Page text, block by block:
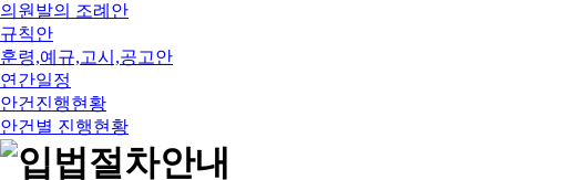
의원발의 조례안
규칙안
훈령,예규,고시,공고안
연간일정
안건진행현황
안건별 진행현황